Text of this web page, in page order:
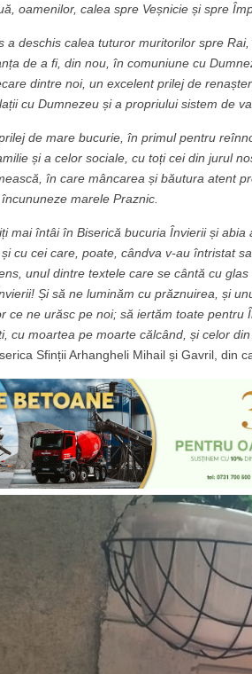
oamenilor, calea spre Veșnicie și spre
a deschis calea tuturor muritorilor spre
de a fi, din nou, în comuniune cu
dintre noi, un excelent prilej de
cu Dumnezeu și a propriului sistem de
de mare bucurie, în primul pentru
și a celor sociale, cu toți cei din jurul
în care mâncarea și băutura atent
marele Praznic.
mai întâi în Biserică bucuria Învierii și
cu cei care, poate, cândva v-au întristat
unul dintre textele care se cântă cu
Și să ne luminăm cu prăznuirea, și
ce ne urăsc pe noi; să iertăm toate pentru
cu moartea pe moarte călcând, și celor
Sfinții Arhangheli Mihail și Gavril, din